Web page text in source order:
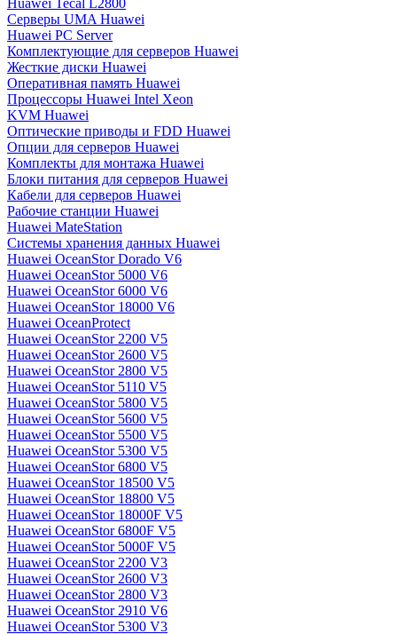
Huawei Tecal L2800
Серверы UMA Huawei
Huawei PC Server
Комплектующие для серверов Huawei
Жесткие диски Huawei
Оперативная память Huawei
Процессоры Huawei Intel Xeon
KVM Huawei
Оптические приводы и FDD Huawei
Опции для серверов Huawei
Комплекты для монтажа Huawei
Блоки питания для серверов Huawei
Кабели для серверов Huawei
Рабочие станции Huawei
Huawei MateStation
Системы хранения данных Huawei
Huawei OceanStor Dorado V6
Huawei OceanStor 5000 V6
Huawei OceanStor 6000 V6
Huawei OceanStor 18000 V6
Huawei OceanProtect
Huawei OceanStor 2200 V5
Huawei OceanStor 2600 V5
Huawei OceanStor 2800 V5
Huawei OceanStor 5110 V5
Huawei OceanStor 5800 V5
Huawei OceanStor 5600 V5
Huawei OceanStor 5500 V5
Huawei OceanStor 5300 V5
Huawei OceanStor 6800 V5
Huawei OceanStor 18500 V5
Huawei OceanStor 18800 V5
Huawei OceanStor 18000F V5
Huawei OceanStor 6800F V5
Huawei OceanStor 5000F V5
Huawei OceanStor 2200 V3
Huawei OceanStor 2600 V3
Huawei OceanStor 2800 V3
Huawei OceanStor 2910 V6
Huawei OceanStor 5300 V3